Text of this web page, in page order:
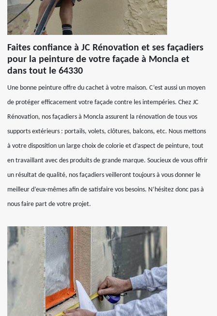
Faites confiance à JC Rénovation et ses façadiers
pour la peinture de votre façade à Moncla et
dans tout le 64330
Une bonne peinture offre du cachet à votre maison. C’est aussi un moyen
de protéger efficacement votre façade contre les intempéries. Chez JC
Rénovation, nos façadiers à Moncla assurent la rénovation de tous vos
supports extérieurs : portails, volets, clôtures, balcons, etc. Nous mettons
à votre disposition un large choix de colorie et d’aspect de peinture, tout
en travaillant avec des produits de grande marque. Soucieux de vous offrir
un résultat de qualité, nos façadiers veilleront toujours à vous donner le
meilleur d’eux-mêmes afin de satisfaire vos besoins. N’hésitez donc pas à
nous faire part de votre projet.